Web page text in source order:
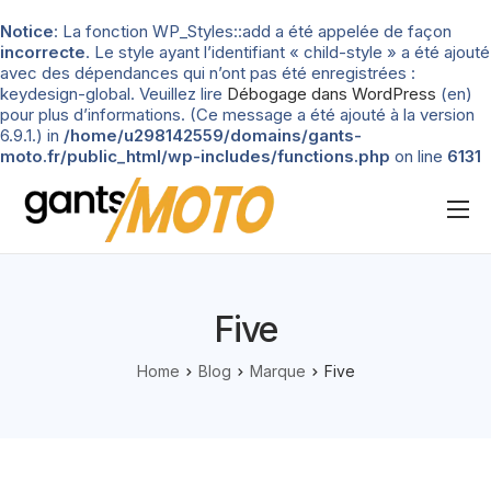
Notice: La fonction WP_Styles::add a été appelée de façon
incorrecte. Le style ayant l’identifiant « child-style » a été ajouté
avec des dépendances qui n’ont pas été enregistrées :
keydesign-global. Veuillez lire Débogage dans WordPress (en)
pour plus d’informations. (Ce message a été ajouté à la version
6.9.1.) in /home/u298142559/domains/gants-
moto.fr/public_html/wp-includes/functions.php on line 6131
Nos tests
Guide d’achat
Five
Home Blog Marque Five